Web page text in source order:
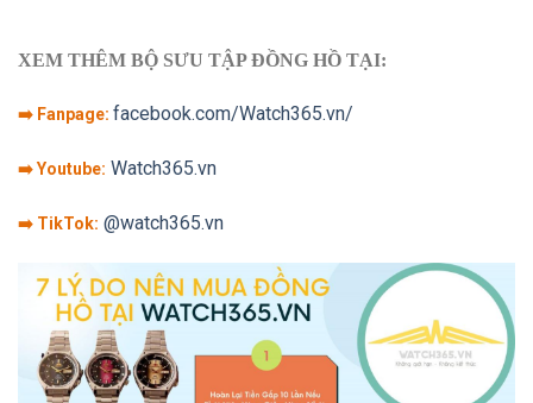
XEM THÊM BỘ SƯU TẬP ĐỒNG HỒ TẠI:
➡️ Fanpage: facebook.com/Watch365.vn/
➡️ Youtube: Watch365.vn
➡️ TikTok: @watch365.vn